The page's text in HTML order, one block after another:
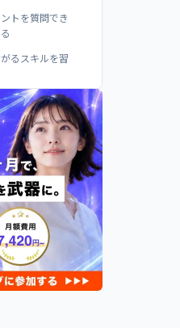
トを質問でき
るスキルを習
ぶ際の注意点
たカリキュラ
向けか対象レ
か対面か自分
限や対応時間